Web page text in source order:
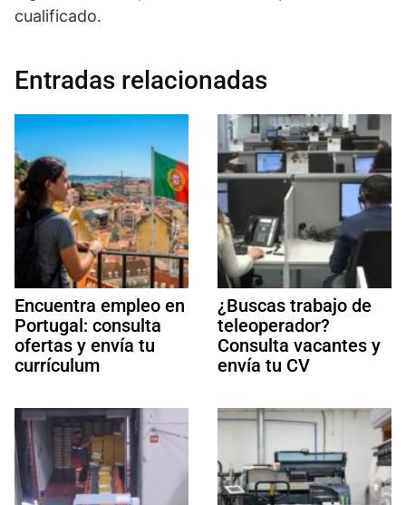
cualificado.
Entradas relacionadas
Encuentra empleo en
Portugal: consulta
ofertas y envía tu
currículum
¿Buscas trabajo de
teleoperador?
Consulta vacantes y
envía tu CV